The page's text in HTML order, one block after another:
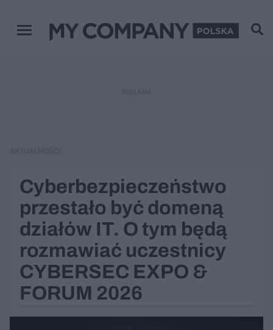
Menu główne
Cyberbezpieczeństwo
przestało być domeną
działów IT. O tym będą
rozmawiać uczestnicy
CYBERSEC EXPO &
FORUM 2026